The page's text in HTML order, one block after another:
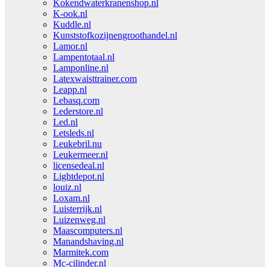
Kokendwaterkranenshop.nl
K-ook.nl
Kuddle.nl
Kunststofkozijnengroothandel.nl
Lamor.nl
Lampentotaal.nl
Lamponline.nl
Latexwaisttrainer.com
Leapp.nl
Lebasq.com
Lederstore.nl
Led.nl
Letsleds.nl
Leukebril.nu
Leukermeer.nl
licensedeal.nl
Lightdepot.nl
louiz.nl
Loxam.nl
Luisterrijk.nl
Luizenweg.nl
Maascomputers.nl
Manandshaving.nl
Marmitek.com
Mc-cilinder.nl